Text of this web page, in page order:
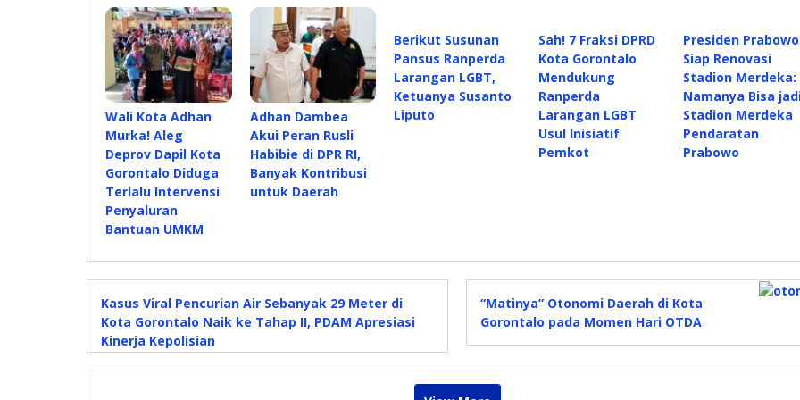
Wali Kota Adhan
Murka! Aleg
Deprov Dapil Kota
Gorontalo Diduga
Terlalu Intervensi
Penyaluran
Bantuan UMKM
Adhan Dambea
Akui Peran Rusli
Habibie di DPR RI,
Banyak Kontribusi
untuk Daerah
Berikut Susunan
Pansus Ranperda
Larangan LGBT,
Ketuanya Susanto
Liputo
Sah! 7 Fraksi DPRD
Kota Gorontalo
Mendukung
Ranperda
Larangan LGBT
Usul Inisiatif
Pemkot
Presiden Prabowo
Siap Renovasi
Stadion Merdeka:
Namanya Bisa
Stadion Merdeka
Pendaratan
Prabowo
Kasus Viral Pencurian Air Sebanyak 29 Meter di
Kota Gorontalo Naik ke Tahap II, PDAM Apresiasi
Kinerja Kepolisian
“Matinya” Otonomi Daerah di Kota
Gorontalo pada Momen Hari OTDA